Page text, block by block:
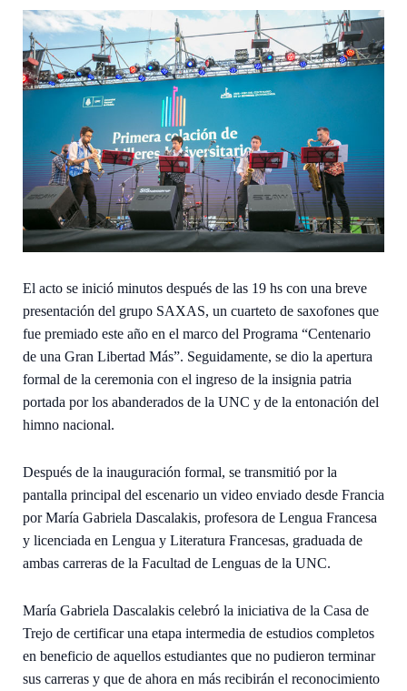
El acto se inició minutos después de las 19 hs con una breve
presentación del grupo SAXAS, un cuarteto de saxofones que
fue premiado este año en el marco del Programa “Centenario
de una Gran Libertad Más”. Seguidamente, se dio la apertura
formal de la ceremonia con el ingreso de la insignia patria
portada por los abanderados de la UNC y de la entonación del
himno nacional.
Después de la inauguración formal, se transmitió por la
pantalla principal del escenario un video enviado desde Francia
por María Gabriela Dascalakis, profesora de Lengua Francesa
y licenciada en Lengua y Literatura Francesas, graduada de
ambas carreras de la Facultad de Lenguas de la UNC.
María Gabriela Dascalakis celebró la iniciativa de la Casa de
Trejo de certificar una etapa intermedia de estudios completos
en beneficio de aquellos estudiantes que no pudieron terminar
sus carreras y que de ahora en más recibirán el reconocimiento